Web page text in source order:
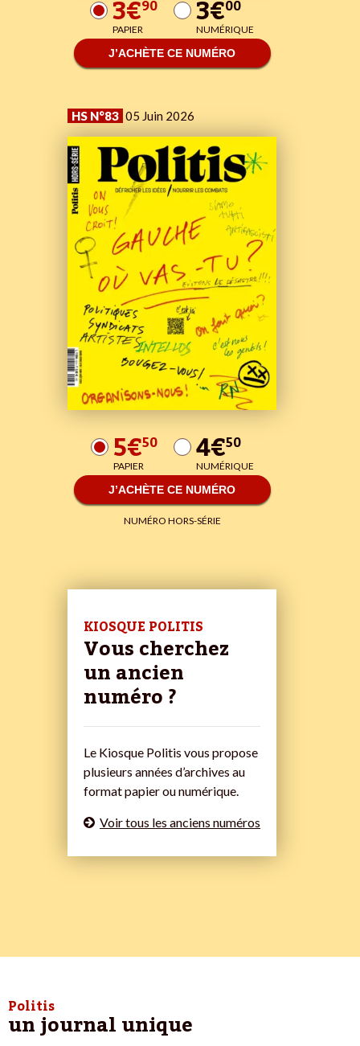
3€90
PAPIER 3€00
NUMÉRIQUE
J’ACHÈTE CE NUMÉRO
HS N°83 05 Juin 2026
5€50
PAPIER 4€50
NUMÉRIQUE
J’ACHÈTE CE NUMÉRO
NUMÉRO HORS-SÉRIE
KIOSQUE POLITIS
Vous cherchez
un ancien
numéro ?
Le Kiosque Politis vous propose
plusieurs années d’archives au
format papier ou numérique.
Voir tous les anciens numéros
Politis
un journal unique